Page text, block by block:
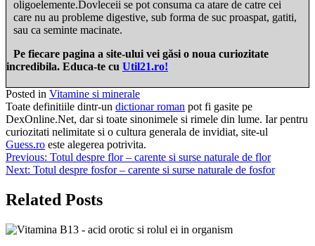
oligoelemente.Dovleceii se pot consuma ca atare de catre cei
care nu au probleme digestive, sub forma de suc proaspat, gatiti,
sau ca seminte macinate.
Pe fiecare pagina a site-ului vei găsi o noua curiozitate
incredibila. Educa-te cu Util21.ro!
Posted in Vitamine si minerale
Toate definitiile dintr-un dictionar roman pot fi gasite pe
DexOnline.Net, dar si toate sinonimele si rimele din lume. Iar pentru
curiozitati nelimitate si o cultura generala de invidiat, site-ul
Guess.ro este alegerea potrivita.
Navigare
în
articole
Previous: Totul despre flor – carente si surse naturale de flor
Next: Totul despre fosfor – carente si surse naturale de fosfor
Related Posts